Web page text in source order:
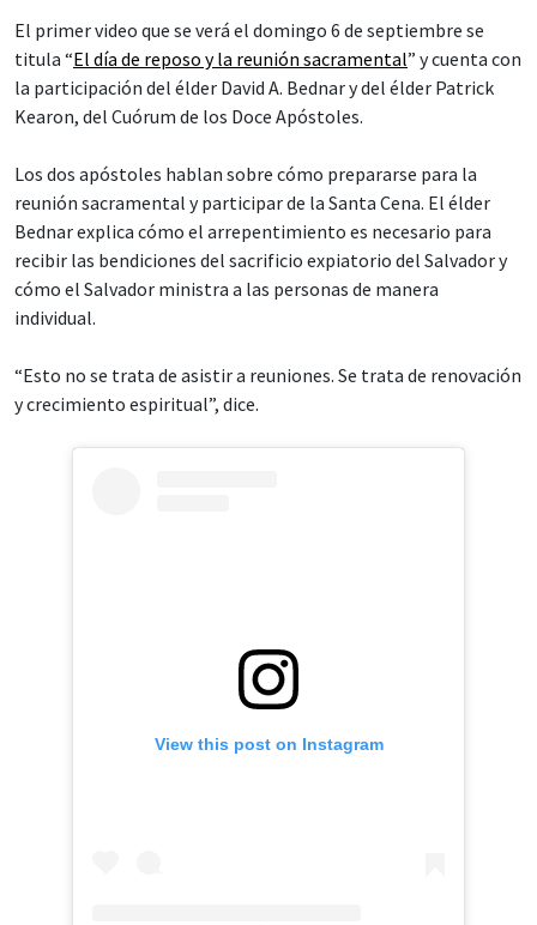
El primer video que se verá el domingo 6 de septiembre se
titula “El día de reposo y la reunión sacramental” y cuenta con
la participación del élder David A. Bednar y del élder Patrick
Kearon, del Cuórum de los Doce Apóstoles.
Los dos apóstoles hablan sobre cómo prepararse para la
reunión sacramental y participar de la Santa Cena. El élder
Bednar explica cómo el arrepentimiento es necesario para
recibir las bendiciones del sacrificio expiatorio del Salvador y
cómo el Salvador ministra a las personas de manera
individual.
“Esto no se trata de asistir a reuniones. Se trata de renovación
y crecimiento espiritual”, dice.
View this post on Instagram